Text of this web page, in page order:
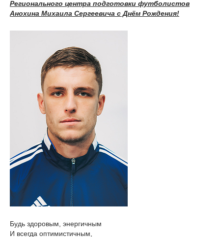
Регионального центра подготовки футболистов
Анохина Михаила Сергеевича с Днём Рождения!
Будь здоровым, энергичным
И всегда оптимистичным,